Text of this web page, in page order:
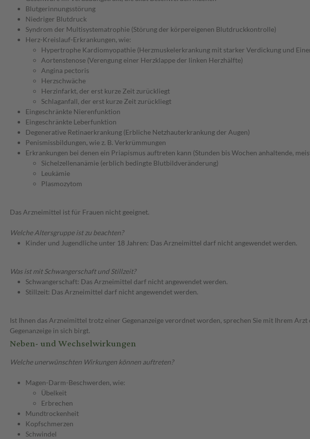
Blutgerinnungsstörung
Niedriger Blutdruck
Syndrom der Multisystematrophie (Störung der körpereigenen Blutdruckkontrolle)
Herz-Kreislauf-Erkrankungen, wie:
Hypertrophe Kardiomyopathie (Herzmuskelerkrankung mit starker Verdickung und
Aortenstenose (Verengung einer Herzklappe der linken Herzhälfte)
Angina pectoris
Herzschwäche
Herzinfarkt, der erst kurze Zeit zurückliegt
Schlaganfall, der erst kurze Zeit zurückliegt
Eingeschränkte Nierenfunktion
Eingeschränkte Leberfunktion
Degenerative Retinaerkrankung (Erbliche Netzhauterkrankung der Augen)
Penismissbildungen, wie z. B. Verkrümmungen
Erkrankungen bei denen ein Priapismus auftreten kann (Stunden bis Wochen anhaltende,
Sichelzellenanämie (erblich bedingte Blutbildveränderung)
Leukämie
Plasmozytom
Das Arzneimittel ist für Frauen nicht geeignet.
Welche Altersgruppe ist zu beachten?
Kinder und Jugendliche unter 18 Jahren: Das Arzneimittel darf nicht angewendet werden.
Was ist mit Schwangerschaft und Stillzeit?
Schwangerschaft: Das Arzneimittel darf nicht angewendet werden.
Stillzeit: Das Arzneimittel darf nicht angewendet werden.
Ist Ihnen das Arzneimittel trotz einer Gegenanzeige verordnet worden, sprechen Sie mit Ihrem
Gegenanzeige in sich birgt.
Neben- und Wechselwirkungen
Welche unerwünschten Wirkungen können auftreten?
Magen-Darm-Beschwerden, wie:
Übelkeit
Erbrechen
Mundtrockenheit
Kopfschmerzen
Schwindel